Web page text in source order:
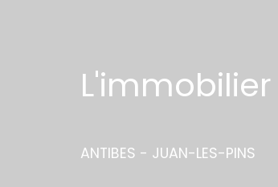
ANTIBES - JUAN-LES-PINS